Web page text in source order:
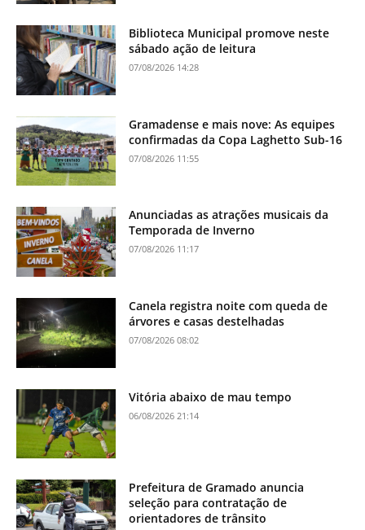
Biblioteca Municipal promove neste
sábado ação de leitura
07/08/2026 14:28
Gramadense e mais nove: As equipes
confirmadas da Copa Laghetto Sub-16
07/08/2026 11:55
Anunciadas as atrações musicais da
Temporada de Inverno
07/08/2026 11:17
Canela registra noite com queda de
árvores e casas destelhadas
07/08/2026 08:02
Vitória abaixo de mau tempo
06/08/2026 21:14
Prefeitura de Gramado anuncia
seleção para contratação de
orientadores de trânsito